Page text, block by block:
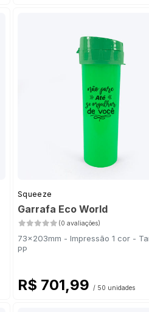
Squeeze
Garrafa Eco World
(0 avaliações)
73x203mm - Impressão 1 cor -
PP
R$ 701,99 / 50 unidades